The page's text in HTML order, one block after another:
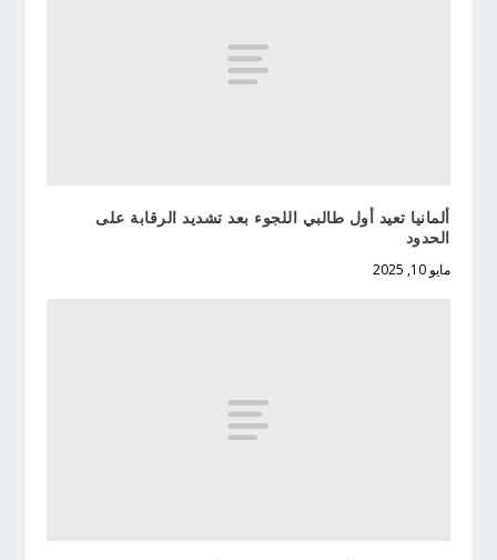
ألمانيا تعيد أول طالبي اللجوء بعد تشديد الرقابة على
الحدود
مايو 10, 2025